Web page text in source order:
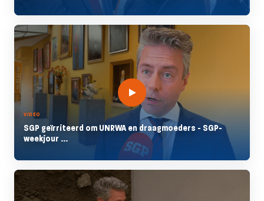
VIDEO
SGP geïrriteerd om UNRWA en draagmoeders - SGP-
weekjour ...